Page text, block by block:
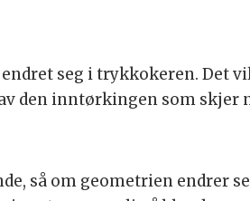
seg i trykkokeren. Det
den inntørkingen som skjer
så om geometrien endrer